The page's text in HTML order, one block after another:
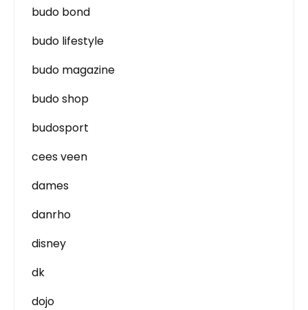
budo bond
budo lifestyle
budo magazine
budo shop
budosport
cees veen
dames
danrho
disney
dk
dojo